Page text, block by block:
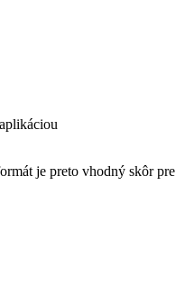
je preto vhodný skôr pre